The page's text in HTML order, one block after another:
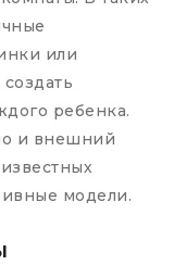
или
ребенка.
и внешний
модели.